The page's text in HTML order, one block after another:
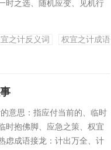
时之选、随机应变、见机行
深思远虑、万全之策、长
旋踵、计日而待、计斗负
之计反义词
权宜之计成语
意思：指应付当前的、临时
时抱佛脚、应急之策、权宜
虑成语接龙：计出万全、计